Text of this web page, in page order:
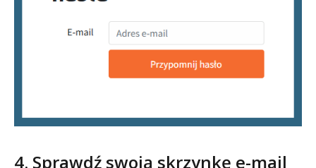
4. Sprawdź swoją skrzynkę e-mail